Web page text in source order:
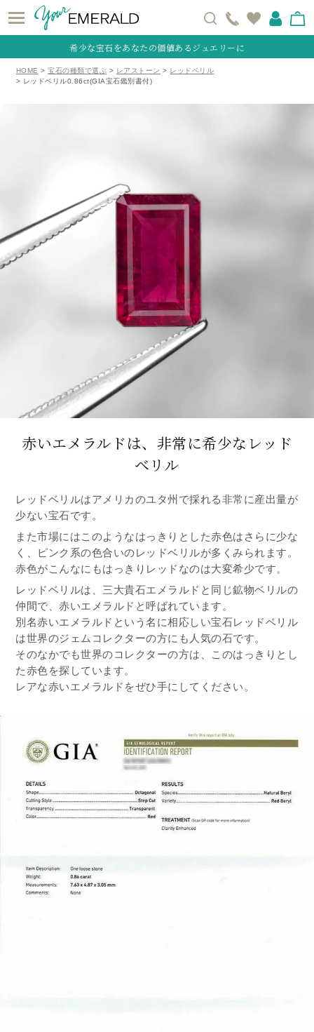
希少な宝石をあなたの価値あるジュエリーに
HOME 宝石の種類で選ぶ レアストーン
レッドベリル
レッドベリル0.86ct(GIA宝石鑑別書付)
赤いエメラルドは、非常に希少なレッド
ベリル
レッドベリルはアメリカのユタ州で採れる非常に産出量が
少ない宝石です。
また市場にはこのようなはっきりとした赤色はさらに少な
く、ピンク系の色合いのレッドベリルが多くみられます。
赤色がこんなにもはっきりレッドなのは大変希少です。
レッドベリルは、三大貴石エメラルドと同じ鉱物ベリルの
仲間で、赤いエメラルドと呼ばれています。
別名赤いエメラルドという名に相応しい宝石レッドベリル
は世界のジェムコレクターの方にも人気の石です。
そのなかでも世界のコレクターの方は、このはっきりとし
た赤色を探しています。
レアな赤いエメラルドをぜひ手にしてください。